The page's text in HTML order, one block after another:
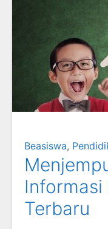
Beasiswa,
Informasi
Terbaru